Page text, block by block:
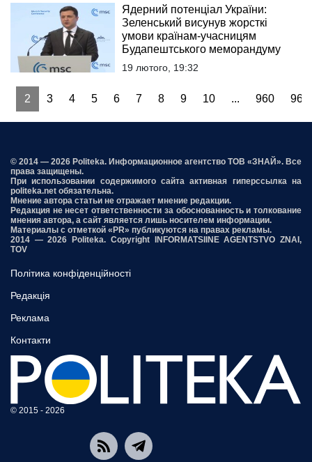
Ядерний потенціал України:
Зеленський висунув жорсткі
умови країнам-учасницям
Будапештського меморандуму
19 лютого, 19:32
2 3 4 5 6 7 8 9 10 ... 960 961
© 2014 — 2026 Politeka. Информационное агентство ТОВ «ЗНАЙ». Все
права защищены.
При использовании содержимого сайта активная гиперссылка на
politeka.net обязательна.
Мнение автора статьи не отражает мнение редакции.
Редакция не несет ответственности за обоснованность и толкование
мнения автора, а сайт является лишь носителем информации.
Материалы с отметкой «PR» публикуются на правах рекламы.
2014 — 2026 Politeka. Copyright INFORMATSIINE AGENTSTVO ZNAI,
TOV
Політика конфіденційності
Редакція
Реклама
Контакти
© 2015 - 2026